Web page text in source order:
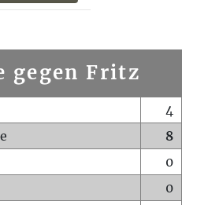
gegen Fritz
4
8
0
0